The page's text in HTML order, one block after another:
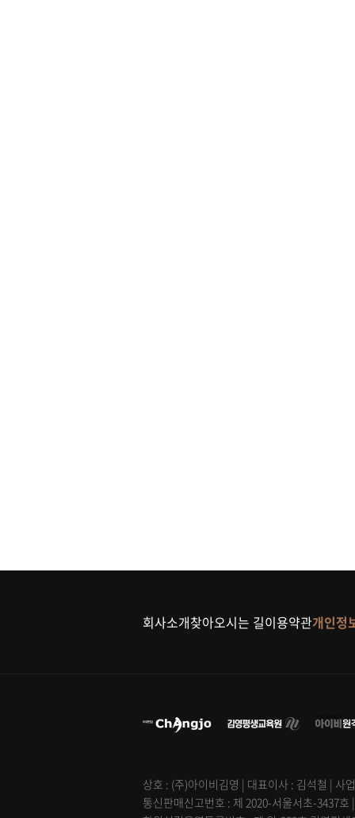
회사소개찾아오시는 길이용약관개인정
상호 : (주)아이비김영 | 대표이사 : 김석철 | 사
통신판매신고번호 : 제 2020-서울서초-3437